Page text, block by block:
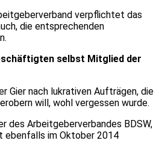
verpflichtet das
die entsprechenden
selbst Mitglied der
Gier nach lukrativen Aufträgen, die
will, wohl vergessen wurde.
des Arbeitgeberverbandes BDSW,
ebenfalls im Oktober 2014